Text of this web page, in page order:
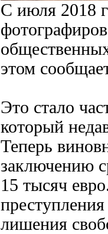
С июля 2018
этом
Это стало
который
Теперь
заключению
15 тысяч
лишения